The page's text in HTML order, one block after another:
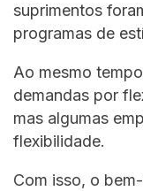
suprimentos
programas de
Ao mesmo
demandas por
mas algumas
flexibilidade.
Com isso, o